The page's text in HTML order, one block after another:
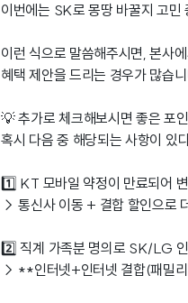
이번에는 SK로 몽땅 바꿀지 고민
이런 식으로 말씀해주시면, 본사
혜택 제안을 드리는 경우가 많습
💡 추가로 체크해보시면 좋은 포
혹시 다음 중 해당되는 사항이 있
1️⃣ KT 모바일 약정이 만료되어
→ 통신사 이동 + 결합 할인으로
2️⃣ 직계 가족분 명의로 SK/LG
→ **인터넷+인터넷 결합(패밀